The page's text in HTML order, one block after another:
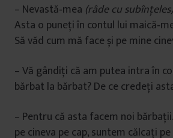
– Nevastă‑mea (râde cu
Asta o puneţi în contul lui
Să văd cum mă face și pe mine
– Vă gândiţi că am putea intra în
bărbat la bărbat? De ce credeţi
– Pentru că asta facem noi
pe cineva pe cap, suntem călcaţi